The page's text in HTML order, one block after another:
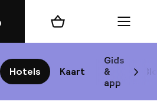
Hotels Kaart
Gids
&
app
Winkelmand Menu